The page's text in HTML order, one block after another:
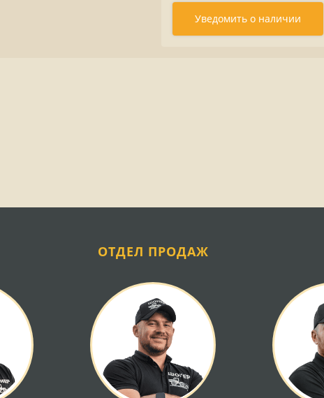
Уведомить о наличии
ОТДЕЛ ПРОДАЖ